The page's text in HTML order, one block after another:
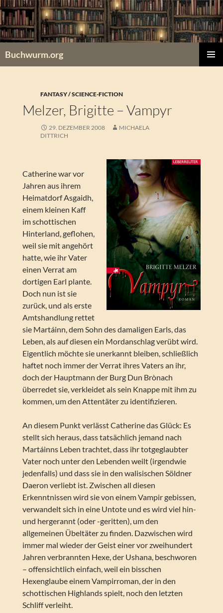
Zum
Inhalt
springen
Buchwurm.org
FANTASY / SCIENCE-FICTION
Melzer, Brigitte – Vampyr
29. DEZEMBER 2008
MICHAELA
DITTRICH
Catherine war vor
Jahren aus ihrem
Heimatdorf Asgaidh,
einem kleinen Kaff
im schottischen
Hinterland, geflohen,
weil sie mit angehört
hatte, wie ihr Vater
einen Verrat am
dortigen Earl plante.
Doch nun ist sie
zurück, und als erste
Amtshandlung rettet
sie Martáinn, dem Sohn des damaligen Earls, das
Leben, als auf diesen ein Mordanschlag verübt wird.
Eigentlich möchte sie unerkannt bleiben, schließlich
haftet noch immer der Verrat ihres Vaters an ihr,
doch der Hauptmann der Burg Dun Brònach
überredet sie, verkleidet als sein Knappe mit ihm zu
kommen, um den Attentäter zu identifizieren.
An diesem Punkt verlässt Catherine das Glück: Es
stellt sich heraus, dass tatsächlich jemand nach
Martáinns Leben trachtet, dass ihr totgeglaubter
Vater noch unter den Lebenden weilt (irgendwie
jedenfalls) und dass sie in den walisischen Söldner
Daeron verliebt ist. Zwischen all diesen
Erkenntnissen wird sie von einem Vampir gebissen,
verwandelt sich in eine Untote und es wird viel hin-
und hergerannt (oder -geritten), um den
allgemeinen Übeltäter zu finden. Dazwischen wird
immer mal wieder der Geist einer vor zweihundert
Jahren verbrannten Hexe, der Ushana, beschworen
– offensichtlich einfach, weil ein bisschen
Hexenglaube einem Vampirroman, der in den
schottischen Highlands spielt, noch den letzten
Schliff verleiht.